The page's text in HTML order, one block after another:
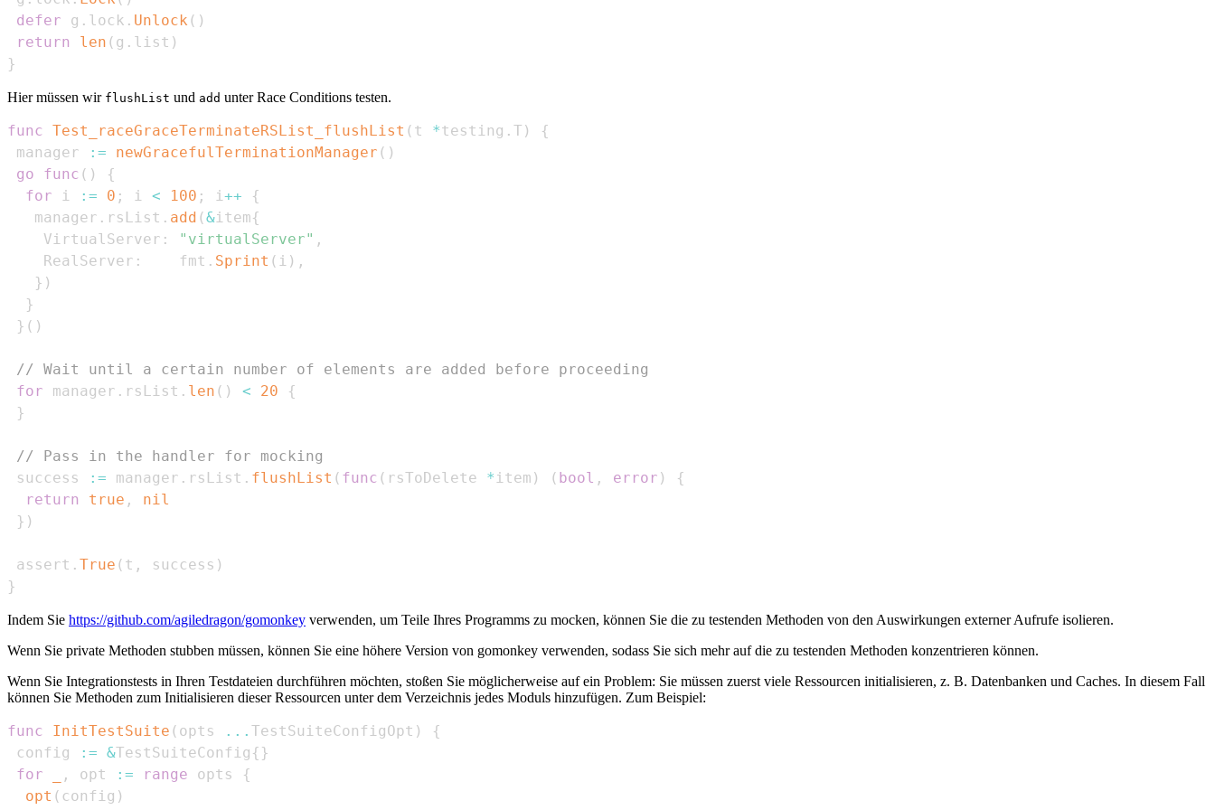
defer g . lock . Unlock ( )
return
len ( g . list )
}
Hier müssen wir flushList und add unter Race Conditions testen.
func Test_raceGraceTerminateRSList_flushList ( t *testing . T )
{
manager
:= newGracefulTerminationManager ( )
go
func ( )
{
for i := 0 ; i < 100 ; i++
{
   manager
. rsList . add (&item{
    VirtualServer
: "virtualServer" ,
    RealServer
:
    fmt
. Sprint ( i ) ,
} )
}
} ( )
// Wait until a certain number of elements are added before proceeding
for manager . rsList . len ( ) < 20
{
}
// Pass in the handler for mocking
success
:= manager . rsList . flushList ( func ( rsToDelete *item ) ( bool , error )
{
return
true ,
nil
} )
assert . True ( t , success )
}
Indem Sie https://github.com/agiledragon/gomonkey verwenden, um Teile Ihres Programms zu mocken, können Sie die zu testenden Methoden von den Auswirkungen externer Aufrufe isolieren.
Wenn Sie private Methoden stubben müssen, können Sie eine höhere Version von gomonkey verwenden, sodass Sie sich mehr auf die zu testenden Methoden konzentrieren können.
Wenn Sie Integrationstests in Ihren Testdateien durchführen möchten, stoßen Sie möglicherweise auf ein Problem: Sie müssen zuerst viele Ressourcen initialisieren, z. B. Datenbanken und Caches. In diesem Fall
können Sie Methoden zum Initialisieren dieser Ressourcen unter dem Verzeichnis jedes Moduls hinzufügen. Zum Beispiel:
func InitTestSuite ( opts ... TestSuiteConfigOpt )
{
config
:= &TestSuiteConfig { }
for
, opt := range opts
{
opt ( config )